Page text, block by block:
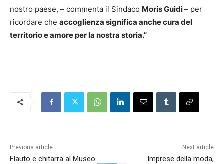
nostro paese, – commenta il Sindaco Moris Guidi– per
ricordare che accoglienza significa anche cura del
territorio e amore per la nostra storia.”
Previous article
Flauto e chitarra al Museo
Next article
Imprese della moda,